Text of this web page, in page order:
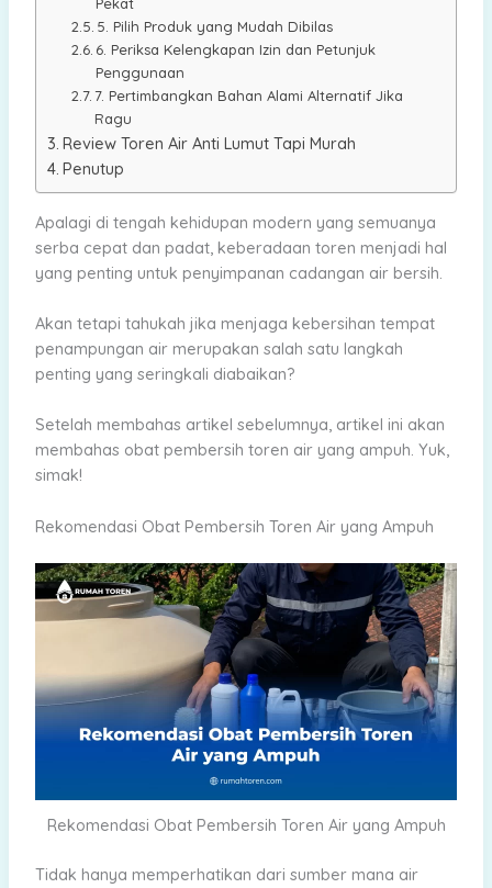
5. Pilih Produk yang Mudah Dibilas
6. Periksa Kelengkapan Izin dan Petunjuk
Penggunaan
7. Pertimbangkan Bahan Alami Alternatif Jika
Ragu
Review Toren Air Anti Lumut Tapi Murah
Penutup
Apalagi di tengah kehidupan modern yang semuanya
serba cepat dan padat, keberadaan toren menjadi hal
yang penting untuk penyimpanan cadangan air bersih.
Akan tetapi tahukah jika menjaga kebersihan tempat
penampungan air merupakan salah satu langkah
penting yang seringkali diabaikan?
Setelah membahas artikel sebelumnya, artikel ini akan
membahas obat pembersih toren air yang ampuh. Yuk,
simak!
Rekomendasi Obat Pembersih Toren Air yang Ampuh
Rekomendasi Obat Pembersih Toren Air yang Ampuh
Tidak hanya memperhatikan dari sumber mana air